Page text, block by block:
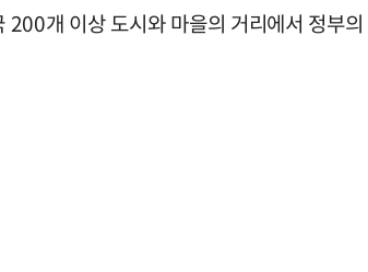
200개 이상 도시와 마을의 거리에서 정부